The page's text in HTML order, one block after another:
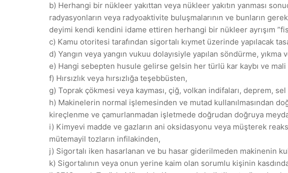
b) Herhangi bir nükleer yakıttan veya nükleer yakıtın yanması
radyasyonların veya radyoaktivite buluşmalarının ve bunların
deyimi kendi kendini idame ettiren herhangi bir nükleer ayrışım
c) Kamu otoritesi tarafından sigortalı kıymet üzerinde yapılacak
d) Yangın veya yangın vukuu dolayısiyle yapılan söndürme,
e) Hangi sebepten husule gelirse gelsin her türlü kar kaybı ve mali
f) Hırsızlık veya hırsızlığa teşebbüsten,
g) Toprak çökmesi veya kayması, çiğ, volkan indifaları, deprem,
h) Makinelerin normal işlemesinden ve mutad kullanılmasından
kireçlenme ve çamurlanmadan işletmede doğrudan doğruya
i) Kimyevi madde ve gazların ani oksidasyonu veya müşterek
mütemayil tozların infilakinden,
j) Sigortalı iken hasarlanan ve bu hasar giderilmeden makinenin
k) Sigortalının veya onun yerine kaim olan sorumlu kişinin